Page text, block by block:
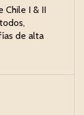
Chile I & II
de alta